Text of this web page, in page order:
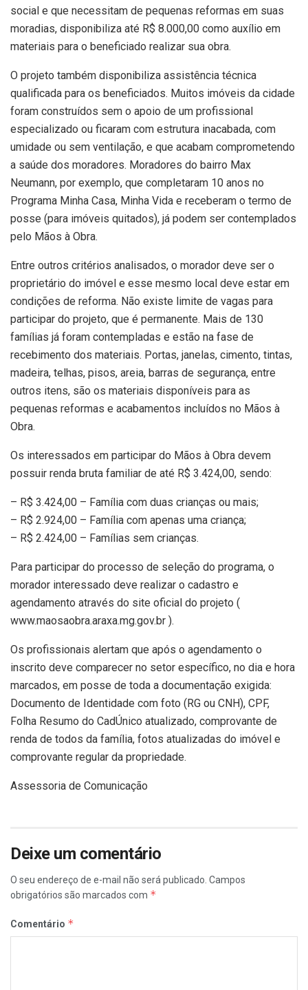
social e que necessitam de pequenas reformas em suas
moradias, disponibiliza até R$ 8.000,00 como auxílio em
materiais para o beneficiado realizar sua obra.
O projeto também disponibiliza assistência técnica
qualificada para os beneficiados. Muitos imóveis da cidade
foram construídos sem o apoio de um profissional
especializado ou ficaram com estrutura inacabada, com
umidade ou sem ventilação, e que acabam comprometendo
a saúde dos moradores. Moradores do bairro Max
Neumann, por exemplo, que completaram 10 anos no
Programa Minha Casa, Minha Vida e receberam o termo de
posse (para imóveis quitados), já podem ser contemplados
pelo Mãos à Obra.
Entre outros critérios analisados, o morador deve ser o
proprietário do imóvel e esse mesmo local deve estar em
condições de reforma. Não existe limite de vagas para
participar do projeto, que é permanente. Mais de 130
famílias já foram contempladas e estão na fase de
recebimento dos materiais. Portas, janelas, cimento, tintas,
madeira, telhas, pisos, areia, barras de segurança, entre
outros itens, são os materiais disponíveis para as
pequenas reformas e acabamentos incluídos no Mãos à
Obra.
Os interessados em participar do Mãos à Obra devem
possuir renda bruta familiar de até R$ 3.424,00, sendo:
– R$ 3.424,00 – Família com duas crianças ou mais;
– R$ 2.924,00 – Família com apenas uma criança;
– R$ 2.424,00 – Famílias sem crianças.
Para participar do processo de seleção do programa, o
morador interessado deve realizar o cadastro e
agendamento através do site oficial do projeto (
www.maosaobra.araxa.mg.gov.br ).
Os profissionais alertam que após o agendamento o
inscrito deve comparecer no setor específico, no dia e hora
marcados, em posse de toda a documentação exigida:
Documento de Identidade com foto (RG ou CNH), CPF,
Folha Resumo do CadÚnico atualizado, comprovante de
renda de todos da família, fotos atualizadas do imóvel e
comprovante regular da propriedade.
Assessoria de Comunicação
Deixe um comentário
O seu endereço de e-mail não será publicado. Campos
obrigatórios são marcados com *
Comentário *